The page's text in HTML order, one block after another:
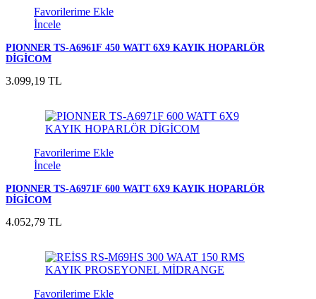
Favorilerime Ekle
İncele
PIONNER TS-A6961F 450 WATT 6X9 KAYIK HOPARLÖR
DİGİCOM
3.099,19 TL
Favorilerime Ekle
İncele
PIONNER TS-A6971F 600 WATT 6X9 KAYIK HOPARLÖR
DİGİCOM
4.052,79 TL
Favorilerime Ekle